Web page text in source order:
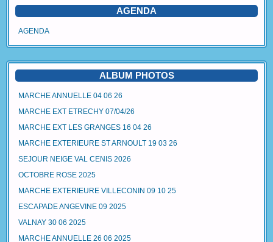
AGENDA
AGENDA
ALBUM PHOTOS
MARCHE ANNUELLE 04 06 26
MARCHE EXT ETRECHY 07/04/26
MARCHE EXT LES GRANGES 16 04 26
MARCHE EXTERIEURE ST ARNOULT 19 03 26
SEJOUR NEIGE VAL CENIS 2026
OCTOBRE ROSE 2025
MARCHE EXTERIEURE VILLECONIN 09 10 25
ESCAPADE ANGEVINE 09 2025
VALNAY 30 06 2025
MARCHE ANNUELLE 26 06 2025